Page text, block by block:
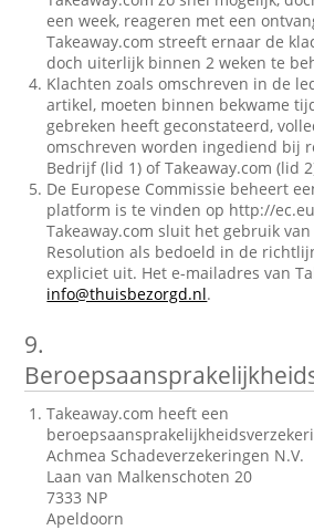
een week, reageren met een
Takeaway.com streeft ernaar de
doch uiterlijk binnen 2 weken te
Klachten zoals omschreven in de
artikel, moeten binnen bekwame
gebreken heeft geconstateerd,
omschreven worden ingediend bij
Bedrijf (lid 1) of Takeaway.com (lid
De Europese Commissie beheert
platform is te vinden op http://
Takeaway.com sluit het gebruik
Resolution als bedoeld in de
expliciet uit. Het e-mailadres van
info@thuisbezorgd.nl.
9.
Takeaway.com heeft een
Achmea Schadeverzekeringen N.V.
Laan van Malkenschoten 20
7333 NP
Apeldoorn